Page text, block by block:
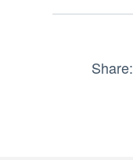
Share: